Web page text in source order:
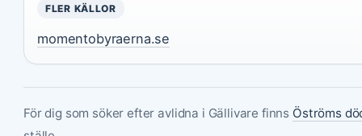
FLER KÄLLOR
momentobyraerna.se
För dig som söker efter avlidna i Gällivare finns Öströms